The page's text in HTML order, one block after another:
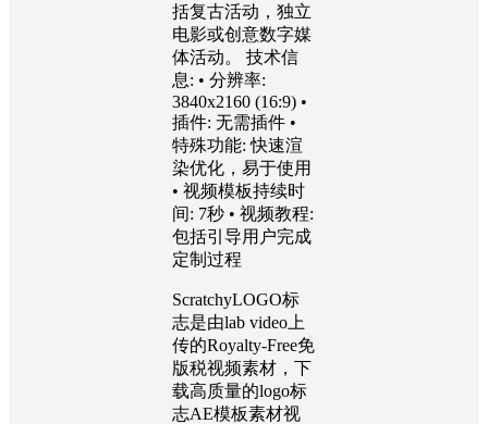
括复古活动，独立
电影或创意数字媒
体活动。 技术信
息: • 分辨率:
3840x2160 (16:9) •
插件: 无需插件 •
特殊功能: 快速渲
染优化，易于使用
• 视频模板持续时
间: 7秒 • 视频教程:
包括引导用户完成
定制过程
ScratchyLOGO标
志是由lab video上
传的Royalty-Free免
版税视频素材，下
载高质量的logo标
志AE模板素材视